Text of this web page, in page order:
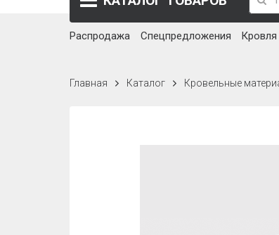
Распродажа Спецпредложения Кровля
Главная Каталог Кровельные